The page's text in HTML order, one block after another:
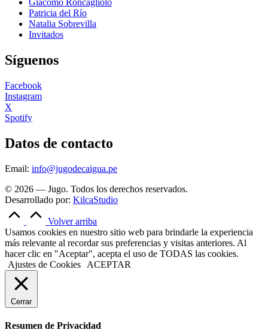
Giacomo Roncagliolo
Patricia del Río
Natalia Sobrevilla
Invitados
Síguenos
Facebook
Instagram
X
Spotify
Datos de contacto
Email: info@jugodecaigua.pe
© 2026 — Jugo. Todos los derechos reservados.
Desarrollado por: KilcaStudio
Volver arriba
Usamos cookies en nuestro sitio web para brindarle la experiencia
más relevante al recordar sus preferencias y visitas anteriores. Al
hacer clic en "Aceptar", acepta el uso de TODAS las cookies.
Ajustes de Cookies
ACEPTAR
Cerrar
Resumen de Privacidad